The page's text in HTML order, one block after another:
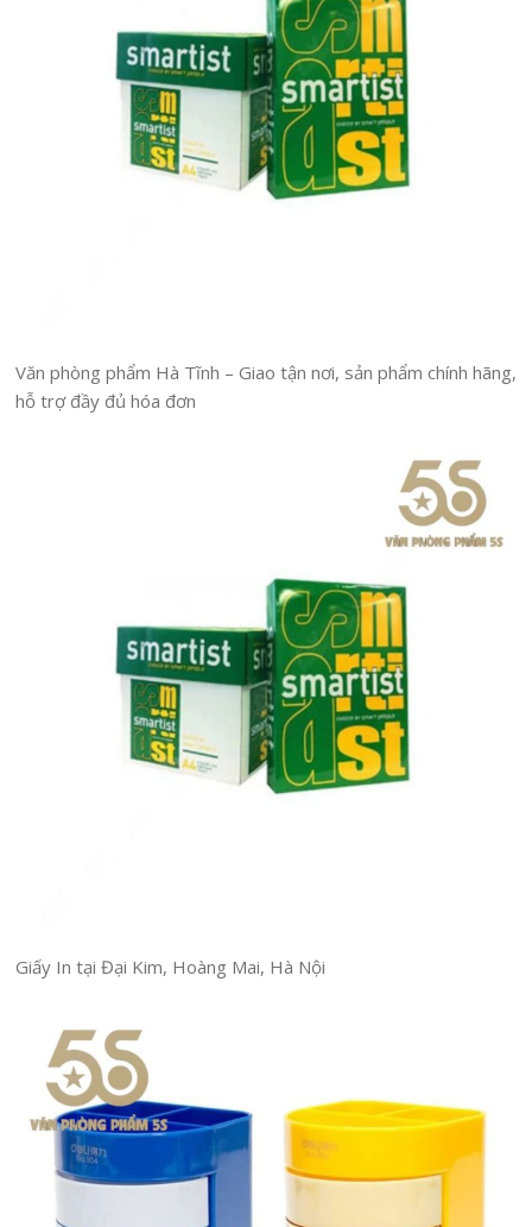
Văn phòng phẩm Hà Tĩnh – Giao tận nơi, sản phẩm chính hãng,
hỗ trợ đầy đủ hóa đơn
Giấy In tại Đại Kim, Hoàng Mai, Hà Nội